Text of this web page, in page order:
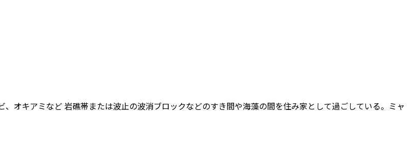
オキアミなど 岩礁帯または波止の波消ブロックなどのすき間や海藻の間を住み家として過ごしている。ミャ